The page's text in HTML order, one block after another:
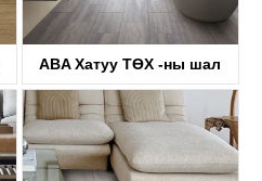
ABA Хатуу ТӨХ -ны шал
KTV8035